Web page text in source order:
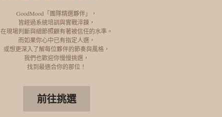
GoodMood「團隊精選夥伴」，
皆經過系統培訓與實戰淬鍊，
在現場判斷與細節照顧有著被信任的水準。
而如果你心中已有指定人選，
或想更深入了解每位夥伴的節奏與風格，
我們也歡迎你慢慢挑選，
找到最適合你的那位！
前往挑選